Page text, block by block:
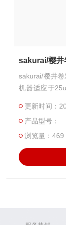
sakurai/樱井
sakurai/樱井
机器适应于
精度印刷的要
生产率。 4、
动运行网框初
发设计紧凑型
更新时间：
产品型号：
浏览量：469